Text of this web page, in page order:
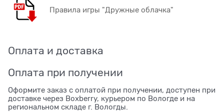
Правила игры "Дружные облачка"
Оплата и доставка
Оплата при получении
Оформите заказ с оплатой при получении, доступен при
доставке через Boxberry, курьером по Вологде и на
региональном складе г. Вологды.